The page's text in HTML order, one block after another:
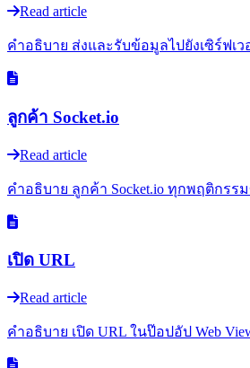
Read article
คำอธิบาย ส่งและรับข้อมูลไปยังเซิร์ฟเ
ลูกค้า Socket.io
Read article
คำอธิบาย ลูกค้า Socket.io ทุกพฤติกรร
เปิด URL
Read article
คำอธิบาย เปิด URL ในป๊อปอัป Web